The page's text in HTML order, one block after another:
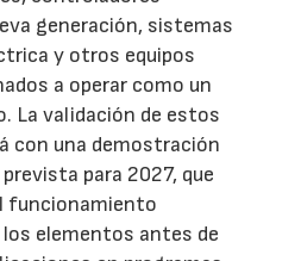
generación, sistemas
y otros equipos
a operar como un
La validación de estos
con una demostración
para 2027, que
funcionamiento
elementos antes de